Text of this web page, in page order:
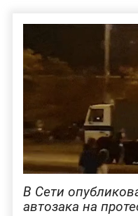
В Сети
автозака на